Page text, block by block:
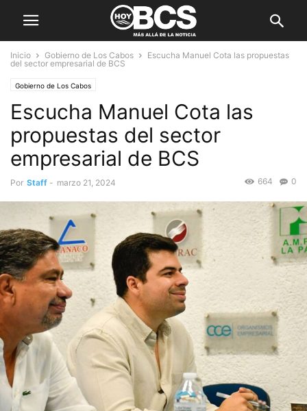
Inicio Gobierno de Los Cabos
Escucha Manuel Cota las propuestas
del sector empresarial de BCS
Gobierno de Los Cabos
Escucha Manuel Cota las
propuestas del sector
empresarial de BCS
Por Staff - marzo 21, 2024 0
664